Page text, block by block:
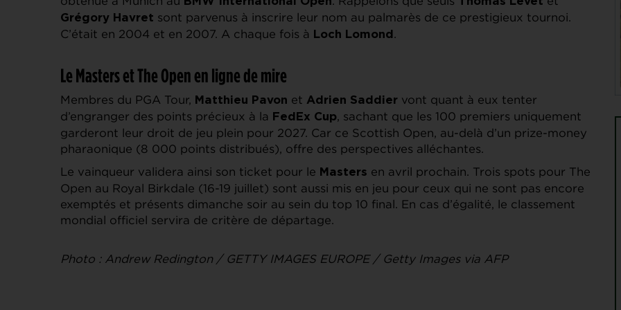
Grégory Havret sont parvenus à inscrire leur nom au palmarès de ce prestigieux tournoi.
C’était en 2004 et en 2007. A chaque fois à
Loch Lomond .
Le Masters et The Open en ligne de mire
Membres du PGA Tour, Matthieu Pavon et Adrien Saddier vont quant à eux tenter
d’engranger des points précieux à la
FedEx Cup, sachant que les 100 premiers uniquement
garderont leur droit de jeu plein pour 2027. Car ce Scottish Open, au-delà d’un prize-money
pharaonique (8 000 points distribués), offre des perspectives alléchantes.
Le vainqueur validera ainsi son ticket pour le Masters en avril prochain. Trois spots pour The
Open au Royal Birkdale (16-19 juillet) sont aussi mis en jeu pour ceux qui ne sont pas encore
exemptés et présents dimanche soir au sein du top 10 final. En cas d’égalité, le classement
mondial officiel servira de critère de départage.
Photo : Andrew Redington / GETTY IMAGES EUROPE / Getty Images via AFP